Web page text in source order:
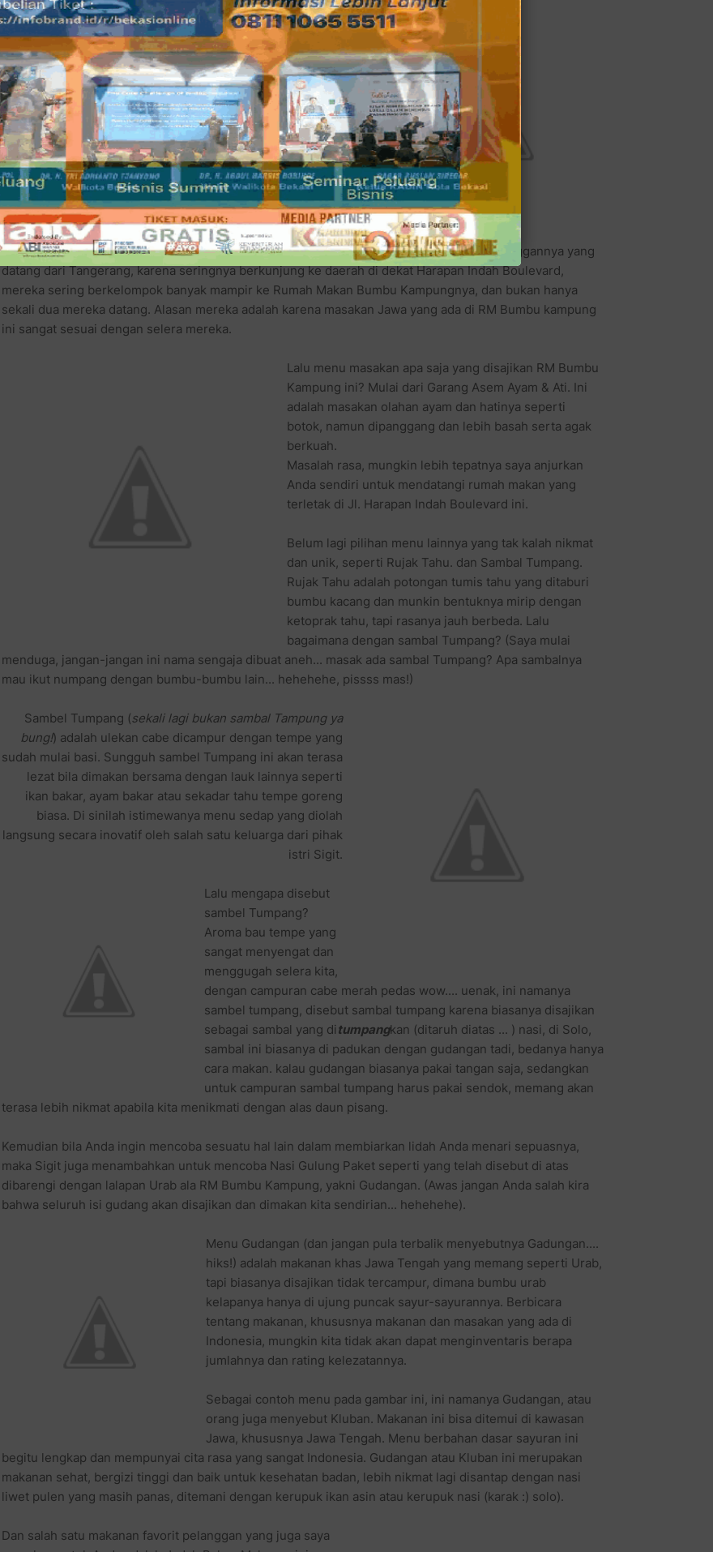
Karena hobinya yang senang sekali jalan-jalan menikmati kuliner
di luar daerah, membuatnya untuk terjun secara penuh
menggeluti usaha kuliner dan menjadi pengelolanya langsung.
Berawal dari ide beberapa temannya untuk memulai usaha
masakan Jawa Tengah dan Jawa Timur di kawasan perumahan
menengah atas, Harapan Indah Boulevard, Sigit mulai mnyewa
lokasi dan membangun usahanya sendiri secara langsung.
Satu hal yang dia sadar betul bahwa usaha kuliner atau restoran
ini harus tak pernah lepas dari inovasi-inovasi masakan yang
tentunya harus digemari oleh lidah lokal para pelanggannya.
Karena itu jangan heran bila ada salah satu pelanggannya yang
datang justru bukan dari wilayah Harapan Indah dan sekitarnya. Bayangkan saja, ada pelanggannya yang
datang dari Tangerang, karena seringnya berkunjung ke daerah di dekat Harapan Indah Boulevard,
mereka sering berkelompok banyak mampir ke Rumah Makan Bumbu Kampungnya, dan bukan hanya
sekali dua mereka datang. Alasan mereka adalah karena masakan Jawa yang ada di RM Bumbu kampung
ini sangat sesuai dengan selera mereka.
Lalu menu masakan apa saja yang disajikan RM Bumbu
Kampung ini? Mulai dari Garang Asem Ayam & Ati. Ini
adalah masakan olahan ayam dan hatinya seperti
botok, namun dipanggang dan lebih basah serta agak
berkuah.
Masalah rasa, mungkin lebih tepatnya saya anjurkan
Anda sendiri untuk mendatangi rumah makan yang
terletak di Jl. Harapan Indah Boulevard ini.
Belum lagi pilihan menu lainnya yang tak kalah nikmat
dan unik, seperti Rujak Tahu. dan Sambal Tumpang.
Rujak Tahu adalah potongan tumis tahu yang ditaburi
bumbu kacang dan munkin bentuknya mirip dengan
ketoprak tahu, tapi rasanya jauh berbeda. Lalu
bagaimana dengan sambal Tumpang? (Saya mulai
menduga, jangan-jangan ini nama sengaja dibuat aneh... masak ada sambal Tumpang? Apa sambalnya
mau ikut numpang dengan bumbu-bumbu lain... hehehehe, pissss mas!)
Sambel Tumpang (sekali lagi bukan sambal Tampung ya
bung!) adalah ulekan cabe dicampur dengan tempe yang
sudah mulai basi. Sungguh sambel Tumpang ini akan terasa
lezat bila dimakan bersama dengan lauk lainnya seperti
ikan bakar, ayam bakar atau sekadar tahu tempe goreng
biasa. Di sinilah istimewanya menu sedap yang diolah
langsung secara inovatif oleh salah satu keluarga dari pihak
istri Sigit.
Lalu mengapa disebut
sambel Tumpang?
Aroma bau tempe yang
sangat menyengat dan
menggugah selera kita,
dengan campuran cabe merah pedas wow.... uenak, ini namanya
sambel tumpang, disebut sambal tumpang karena biasanya disajikan
sebagai sambal yang ditumpangkan (ditaruh diatas ... ) nasi, di Solo,
sambal ini biasanya di padukan dengan gudangan tadi, bedanya hanya
cara makan. kalau gudangan biasanya pakai tangan saja, sedangkan
untuk campuran sambal tumpang harus pakai sendok, memang akan
terasa lebih nikmat apabila kita menikmati dengan alas daun pisang.
Kemudian bila Anda ingin mencoba sesuatu hal lain dalam membiarkan lidah Anda menari sepuasnya,
maka Sigit juga menambahkan untuk mencoba Nasi Gulung Paket seperti yang telah disebut di atas
dibarengi dengan lalapan Urab ala RM Bumbu Kampung, yakni Gudangan. (Awas jangan Anda salah kira
bahwa seluruh isi gudang akan disajikan dan dimakan kita sendirian... hehehehe).
Menu Gudangan (dan jangan pula terbalik menyebutnya Gadungan....
hiks!) adalah makanan khas Jawa Tengah yang memang seperti Urab,
tapi biasanya disajikan tidak tercampur, dimana bumbu urab
kelapanya hanya di ujung puncak sayur-sayurannya. Berbicara
tentang makanan, khususnya makanan dan masakan yang ada di
Indonesia, mungkin kita tidak akan dapat menginventaris berapa
jumlahnya dan rating kelezatannya.
Sebagai contoh menu pada gambar ini, ini namanya Gudangan, atau
orang juga menyebut Kluban. Makanan ini bisa ditemui di kawasan
Jawa, khususnya Jawa Tengah. Menu berbahan dasar sayuran ini
begitu lengkap dan mempunyai cita rasa yang sangat Indonesia. Gudangan atau Kluban ini merupakan
makanan sehat, bergizi tinggi dan baik untuk kesehatan badan, lebih nikmat lagi disantap dengan nasi
liwet pulen yang masih panas, ditemani dengan kerupuk ikan asin atau kerupuk nasi (karak :) solo).
Dan salah satu makanan favorit pelanggan yang juga saya